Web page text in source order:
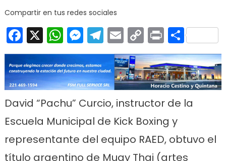
Compartir en tus redes sociales
Facebook
X WhatsApp
Messenger
Telegram
EmailCopy
Link
Print
David “Pachu” Curcio, instructor de la
Escuela Municipal de Kick Boxing y
representante del equipo RAED, obtuvo el
título argentino de Muay Thai (artes